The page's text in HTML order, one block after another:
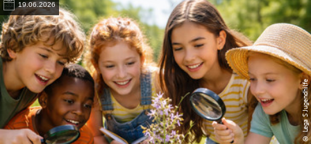
19.06.2026
© Lega S Jugendhilfe